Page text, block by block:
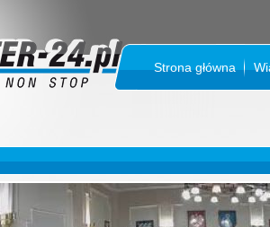
Strona główna